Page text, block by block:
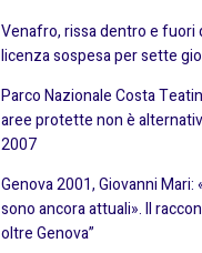
Venafro, rissa dentro e fuori
licenza sospesa per sette
Parco Nazionale Costa
aree protette non è
2007
Genova 2001, Giovanni Mari:
sono ancora attuali». Il
oltre Genova”